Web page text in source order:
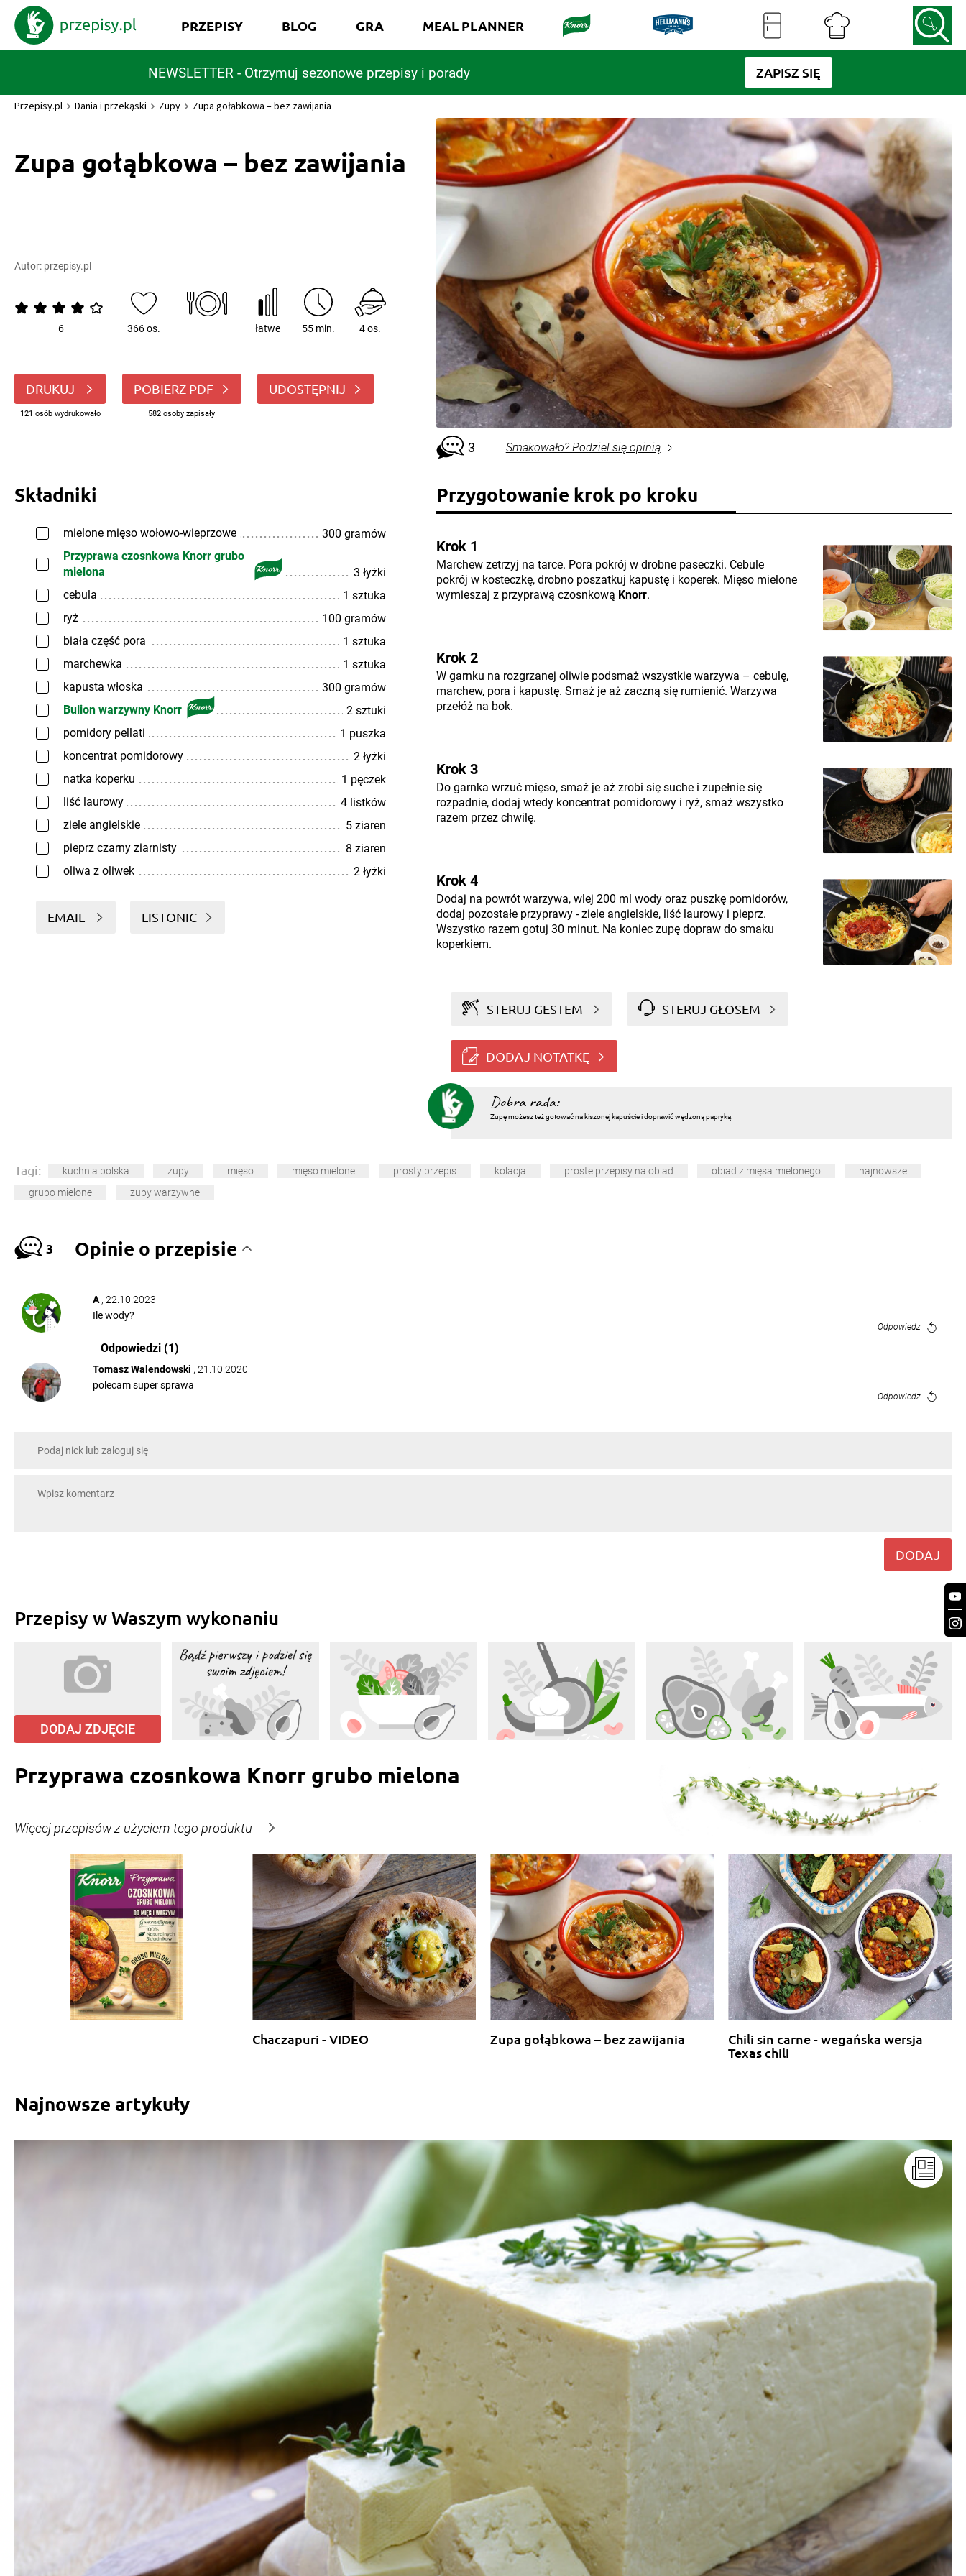
NEWSLETTER - Otrzymuj sezonowe przepisy i porady ZAPISZ SIĘ
PRZEPISY BLOG GRA MEAL PLANNER
Przepisy.pl Dania i przekąski Zupy Zupa gołąbkowa – bez zawijania
Zupa gołąbkowa – bez zawijania
Autor: przepisy.pl
6 366 os. łatwe 55 min. 4 os.
DRUKUJ
121 osób wydrukowało
POBIERZ PDF
582 osoby zapisały
UDOSTĘPNIJ
3 Smakowało? Podziel się opinią
Składniki
mielone mięso wołowo-wieprzowe
300 gramów
Przyprawa czosnkowa Knorr grubo
mielona
3 łyżki
cebula
1 sztuka
ryż
100 gramów
biała część pora
1 sztuka
marchewka
1 sztuka
kapusta włoska
300 gramów
Bulion warzywny Knorr
2 sztuki
pomidory pellati
1 puszka
koncentrat pomidorowy
2 łyżki
natka koperku
1 pęczek
liść laurowy
4 listków
ziele angielskie
5 ziaren
pieprz czarny ziarnisty
8 ziaren
oliwa z oliwek
2 łyżki
EMAIL LISTONIC
Przygotowanie krok po kroku
Krok 1
Marchew zetrzyj na tarce. Pora pokrój w drobne paseczki. Cebule
pokrój w kosteczkę, drobno poszatkuj kapustę i koperek. Mięso mielone
wymieszaj z przyprawą czosnkową Knorr.
Krok 2
W garnku na rozgrzanej oliwie podsmaż wszystkie warzywa – cebulę,
marchew, pora i kapustę. Smaż je aż zaczną się rumienić. Warzywa
przełóż na bok.
Krok 3
Do garnka wrzuć mięso, smaż je aż zrobi się suche i zupełnie się
rozpadnie, dodaj wtedy koncentrat pomidorowy i ryż, smaż wszystko
razem przez chwilę.
Krok 4
Dodaj na powrót warzywa, wlej 200 ml wody oraz puszkę pomidorów,
dodaj pozostałe przyprawy - ziele angielskie, liść laurowy i pieprz.
Wszystko razem gotuj 30 minut. Na koniec zupę dopraw do smaku
koperkiem.
STERUJ GESTEM STERUJ GŁOSEM
DODAJ NOTATKĘ
Dobra rada:
Zupę możesz też gotować na kiszonej kapuście i doprawić wędzoną papryką.
Tagi: kuchnia polska zupy mięso mięso mielone prosty przepis kolacja proste przepisy na obiad obiad z mięsa mielonego
najnowsze
grubo mielone
zupy warzywne
3 Opinie o przepisie
A, 22.10.2023
Ile wody?
Odpowiedz
Odpowiedzi (1)
Tomasz Walendowski , 21.10.2020
polecam super sprawa
Odpowiedz
DODAJ
Przepisy w Waszym wykonaniu
DODAJ ZDJĘCIE
Przyprawa czosnkowa Knorr grubo mielona
Więcej przepisów z użyciem tego produktu
Chaczapuri - VIDEO Zupa gołąbkowa – bez zawijania
Chili sin carne - wegańska wersja
Texas chili
Najnowsze artykuły